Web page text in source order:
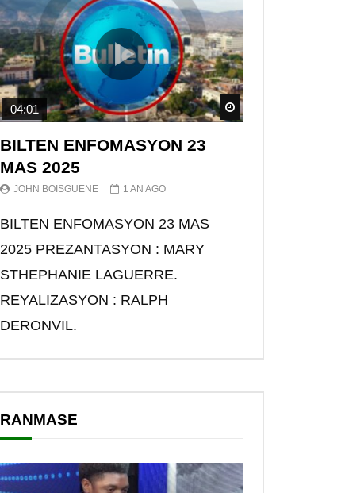
Watch Later
04:01
BILTEN ENFOMASYON 23
MAS 2025
JOHN BOISGUENE 1 AN AGO
BILTEN ENFOMASYON 23 MAS
2025 PREZANTASYON : MARY
STHEPHANIE LAGUERRE.
REYALIZASYON : RALPH
DERONVIL.
RANMASE